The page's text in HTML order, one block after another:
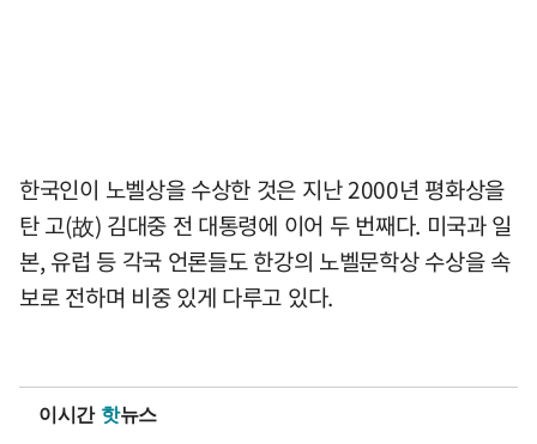
한국인이 노벨상을 수상한 것은 지난 2000년 평화상을
탄 고(故) 김대중 전 대통령에 이어 두 번째다. 미국과 일
본, 유럽 등 각국 언론들도 한강의 노벨문학상 수상을 속
보로 전하며 비중 있게 다루고 있다.
이시간 핫뉴스